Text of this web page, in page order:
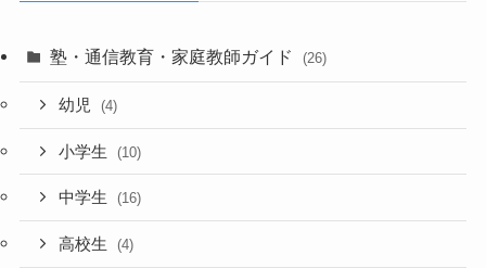
塾・通信教育・家庭教師ガイド (26)
幼児 (4)
小学生 (10)
中学生 (16)
高校生 (4)